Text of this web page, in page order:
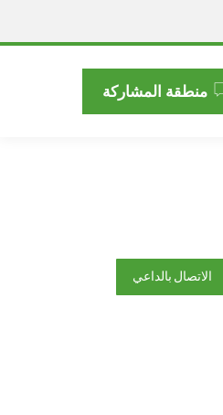
منطقة المشاركة
الاتصال بالداعي